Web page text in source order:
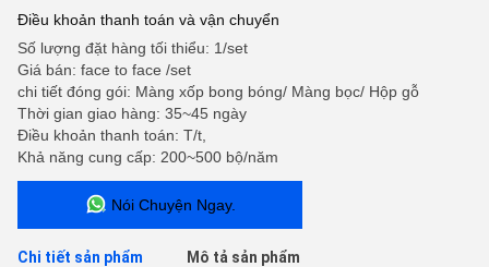
Điều khoản thanh toán và vận chuyển
Số lượng đặt hàng tối thiểu: 1/set
Giá bán: face to face /set
chi tiết đóng gói: Màng xốp bong bóng/ Màng bọc/ Hộp gỗ
Thời gian giao hàng: 35~45 ngày
Điều khoản thanh toán: T/t,
Khả năng cung cấp: 200~500 bộ/năm
Nói Chuyện Ngay.
Chi tiết sản phẩm Mô tả sản phẩm